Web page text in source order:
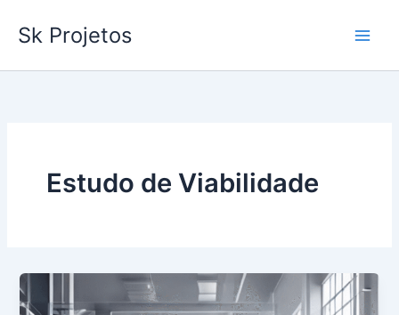
para
conteúdo
Sk Projetos
Estudo de Viabilidade